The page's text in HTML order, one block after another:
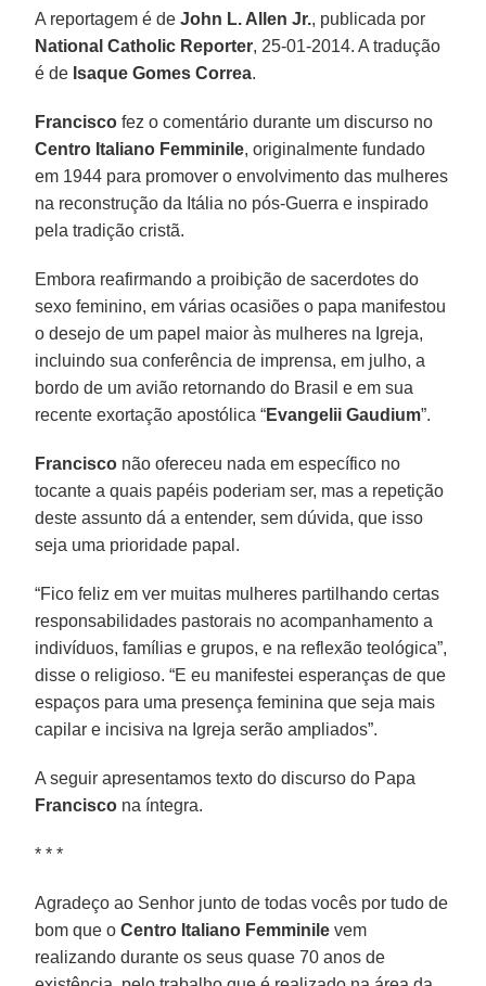
A reportagem é deJohn L. Allen Jr., publicada por
National Catholic Reporter, 25-01-2014. A tradução
é de Isaque Gomes Correa.
Francisco fez o comentário durante um discurso no
Centro Italiano Femminile, originalmente fundado
em 1944 para promover o envolvimento das mulheres
na reconstrução da Itália no pós-Guerra e inspirado
pela tradição cristã.
Embora reafirmando a proibição de sacerdotes do
sexo feminino, em várias ocasiões o papa manifestou
o desejo de um papel maior às mulheres na Igreja,
incluindo sua conferência de imprensa, em julho, a
bordo de um avião retornando do Brasil e em sua
recente exortação apostólica “Evangelii Gaudium”.
Francisco não ofereceu nada em específico no
tocante a quais papéis poderiam ser, mas a repetição
deste assunto dá a entender, sem dúvida, que isso
seja uma prioridade papal.
“Fico feliz em ver muitas mulheres partilhando certas
responsabilidades pastorais no acompanhamento a
indivíduos, famílias e grupos, e na reflexão teológica”,
disse o religioso. “E eu manifestei esperanças de que
espaços para uma presença feminina que seja mais
capilar e incisiva na Igreja serão ampliados”.
A seguir apresentamos texto do discurso do Papa
Francisco na íntegra.
* * *
Agradeço ao Senhor junto de todas vocês por tudo de
bom que oCentro Italiano Femminile vem
realizando durante os seus quase 70 anos de